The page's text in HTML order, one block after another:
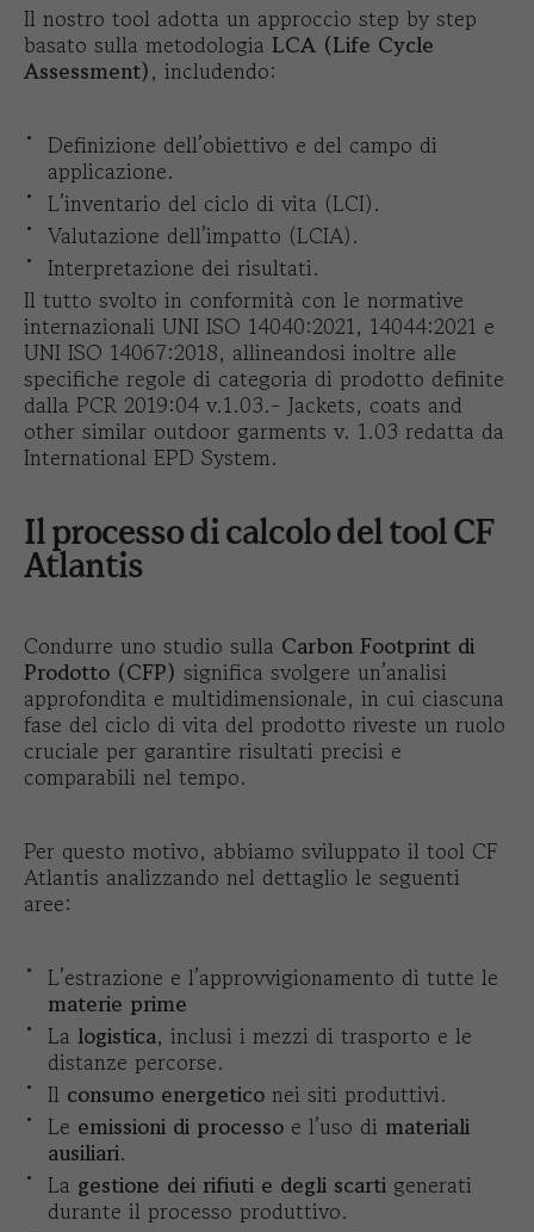
Il nostro tool adotta un approccio step by step
basato sulla metodologia LCA (Life Cycle
Assessment), includendo:
Definizione dell’obiettivo e del campo di
applicazione.
L’inventario del ciclo di vita (LCI).
Valutazione dell’impatto (LCIA).
Interpretazione dei risultati.
Il tutto svolto in conformità con le normative
internazionali UNI ISO 14040:2021, 14044:2021 e
UNI ISO 14067:2018, allineandosi inoltre alle
specifiche regole di categoria di prodotto definite
dalla PCR 2019:04 v.1.03.- Jackets, coats and
other similar outdoor garments v. 1.03 redatta da
International EPD System.
Il processo di calcolo del tool CF
Atlantis
Condurre uno studio sulla Carbon Footprint di
Prodotto (CFP) significa svolgere un’analisi
approfondita e multidimensionale, in cui ciascuna
fase del ciclo di vita del prodotto riveste un ruolo
cruciale per garantire risultati precisi e
comparabili nel tempo.
Per questo motivo, abbiamo sviluppato il tool CF
Atlantis analizzando nel dettaglio le seguenti
aree:
L’estrazione e l’approvvigionamento di tutte le
materie prime
La logistica, inclusi i mezzi di trasporto e le
distanze percorse.
Il consumo energetico nei siti produttivi.
Le emissioni di processo e l’uso di materiali
ausiliari.
La gestione dei rifiuti e degli scarti generati
durante il processo produttivo.